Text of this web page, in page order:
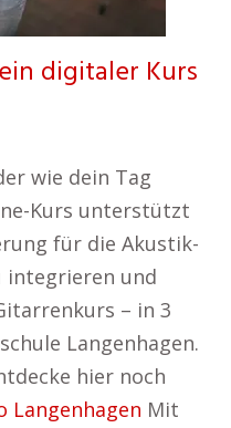
digitaler Kurs
wie dein Tag
Kurs unterstützt
für die Akustik-
integrieren und
– in 3
Langenhagen.
hier noch
Langenhagen Mit